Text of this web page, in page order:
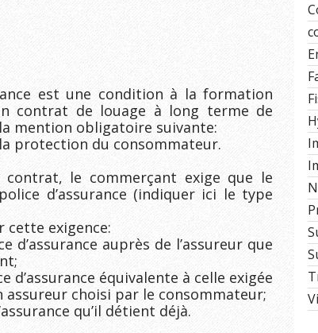
est une condition à la formation
contrat de louage à long terme de
mention obligatoire suivante:
protection du consommateur.
le commerçant exige que le
d’assurance (indiquer ici le type
exigence:
d’assurance auprès de l’assureur que
d’assurance équivalente à celle exigée
assureur choisi par le consommateur;
qu’il détient déjà.